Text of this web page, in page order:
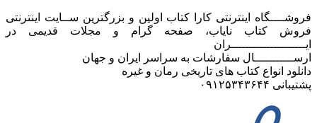
فروشــــگاه اینترنتی کارا کتاب اولین و بزرگترین ســایت اینترنتی
فروش کتاب نایاب، صفحه گرام و مجلات قدیمی در
ایـــــــــــــــــــــران
ارســـــــــــال سفارشات به سراسر ایران و جهان
دانلود انواع کتاب های تاریخی رمان و غیره
پشتیبانی ۰۹۱۲۵۳۴۳۶۴۴